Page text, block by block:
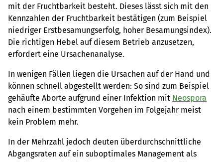
mit der Fruchtbarkeit besteht. Dieses lässt sich mit den
Kennzahlen der Fruchtbarkeit bestätigen (zum Beispiel
niedriger Erstbesamungserfolg, hoher Besamungsindex).
Die richtigen Hebel auf diesem Betrieb anzusetzen,
erfordert eine Ursachenanalyse.
In wenigen Fällen liegen die Ursachen auf der Hand und
können schnell abgestellt werden: So sind zum Beispiel
gehäufte Aborte aufgrund einer Infektion mit Neospora
nach einem bestimmten Vorgehen im Folgejahr meist
kein Problem mehr.
In der Mehrzahl jedoch deuten überdurchschnittliche
Abgangsraten auf ein suboptimales Management als